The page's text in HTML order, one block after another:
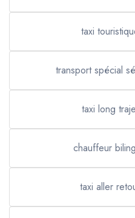
taxi
transport spécial
taxi long
chauffeur
taxi aller